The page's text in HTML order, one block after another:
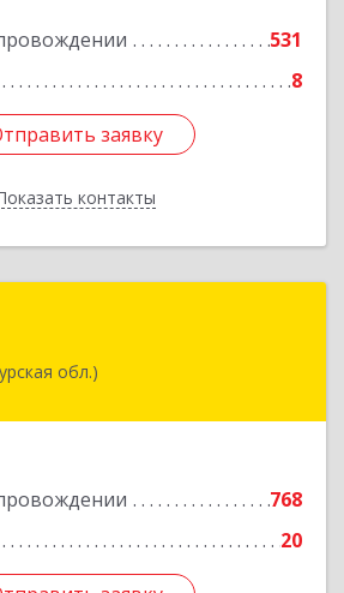
531
8
заявку
контакты
Подробнее
заявку
Назад
обл.)
768
20
Амурская обл, Благовещенск г,